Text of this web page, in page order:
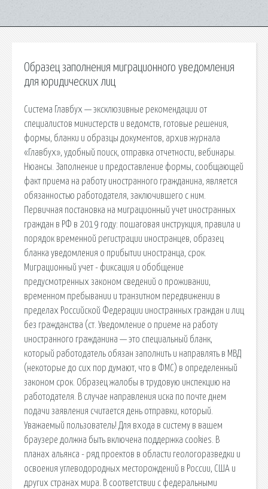
Образец заполнения миграционного уведомления
для юридических лиц
Система Главбух — эксклюзивные рекомендации от
специалистов министерств и ведомств, готовые решения,
формы, бланки и образцы документов, архив журнала
«Главбух», удобный поиск, отправка отчетности, вебинары.
Нюансы. Заполнение и предоставление формы, сообщающей
факт приема на работу иностранного гражданина, является
обязанностью работодателя, заключившего с ним.
Первичная постановка на миграционный учет иностранных
граждан в РФ в 2019 году: пошаговая инструкция, правила и
порядок временной регистрации иностранцев, образец
бланка уведомления о прибытии иностранца, срок.
Миграционный учет - фиксация и обобщение
предусмотренных законом сведений о проживании,
временном пребывании и транзитном передвижении в
пределах Российской Федерации иностранных граждан и лиц
без гражданства (ст. Уведомление о приеме на работу
иностранного гражданина — это специальный бланк,
который работодатель обязан заполнить и направлять в МВД
(некоторые до сих пор думают, что в ФМС) в определенный
законом срок. Образец жалобы в трудовую инспекцию на
работодателя. В случае направления иска по почте днем
подачи заявления считается день отправки, который.
Уважаемый пользователь! Для входа в систему в вашем
браузере должна быть включена поддержка cookies. В
планах альянса - ряд проектов в области геологоразведки и
освоения углеводородных месторождений в России, США и
других странах мира. В соответствии с федеральными